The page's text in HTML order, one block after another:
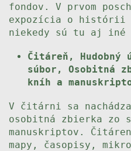
fondov. V prvom
expozícia o histórii
niekedy sú tu aj iné
Čitáreň, Hudobný
súbor, Osobitná
kníh a
V čitárni sa
osobitná zbierka zo
manuskriptov.
mapy, časopisy,